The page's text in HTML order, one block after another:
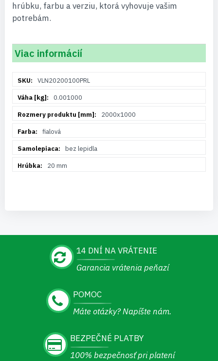
hrúbku, farbu a verziu, ktorá vyhovuje vašim
potrebám.
Viac informácií
informáciíVLN20200100PRL
0.001000
2000x1000
fialová
bez lepidla
20 mm
14 DNÍ NA VRÁTENIE
Garancia vrátenia peňazí
POMOC
Máte otázky? Napíšte nám.
BEZPEČNÉ PLATBY
100% bezpečnosť pri platení